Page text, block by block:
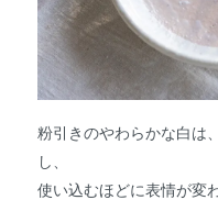
粉引きのやわらかな白は
し、
使い込むほどに表情が変